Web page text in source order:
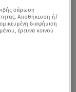
Ατρόμητος-
με 2-0
της
σάρωση
Αποθήκευση ή/
διαφήμιση
έρευνα κοινού